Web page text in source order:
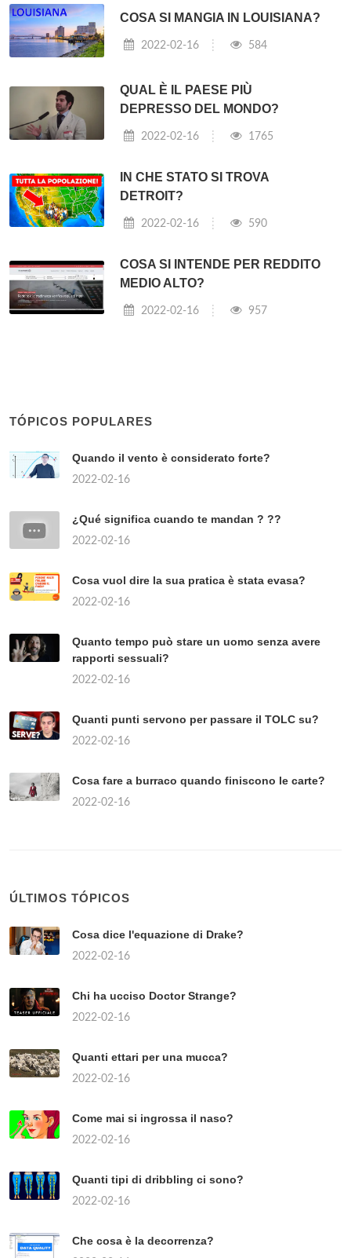
COSA SI MANGIA IN LOUISIANA?
2022-02-16 584
QUAL È IL PAESE PIÙ
DEPRESSO DEL MONDO?
2022-02-16 1765
IN CHE STATO SI TROVA
DETROIT?
2022-02-16 590
COSA SI INTENDE PER REDDITO
MEDIO ALTO?
2022-02-16 957
TÓPICOS POPULARES
Quando il vento è considerato forte?
2022-02-16
¿Qué significa cuando te mandan ? ??
2022-02-16
Cosa vuol dire la sua pratica è stata evasa?
2022-02-16
Quanto tempo può stare un uomo senza avere
rapporti sessuali?
2022-02-16
Quanti punti servono per passare il TOLC su?
2022-02-16
Cosa fare a burraco quando finiscono le carte?
2022-02-16
ÚLTIMOS TÓPICOS
Cosa dice l'equazione di Drake?
2022-02-16
Chi ha ucciso Doctor Strange?
2022-02-16
Quanti ettari per una mucca?
2022-02-16
Come mai si ingrossa il naso?
2022-02-16
Quanti tipi di dribbling ci sono?
2022-02-16
Che cosa è la decorrenza?